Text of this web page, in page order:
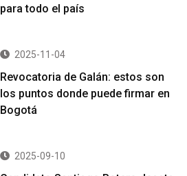
para todo el país
2025-11-04
Revocatoria de Galán: estos son
los puntos donde puede firmar en
Bogotá
2025-09-10